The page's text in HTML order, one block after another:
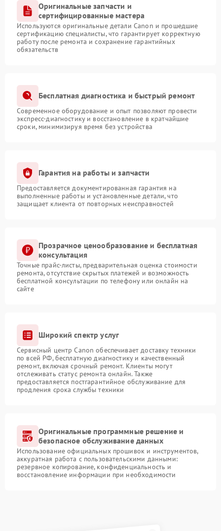
Оригинальные запчасти и
сертифицированные мастера
Используются оригинальные детали Canon и прошедшие
сертификацию специалисты, что гарантирует корректную
работу после ремонта и сохранение гарантийных
обязательств
Бесплатная диагностика и быстрый ремонт
Современное оборудование и опыт позволяют провести
экспресс-диагностику и восстановление в кратчайшие
сроки, минимизируя время без устройства
Гарантия на работы и запчасти
Предоставляется документированная гарантия на
выполненные работы и установленные детали, что
защищает клиента от повторных неисправностей
Прозрачное ценообразование и бесплатная
консультация
Точные прайс-листы, предварительная оценка стоимости
ремонта, отсутствие скрытых платежей и возможность
бесплатной консультации по телефону или онлайн на
сайте
Широкий спектр услуг
Сервисный центр Canon обеспечивает доставку техники
по всей РФ, бесплатную диагностику и качественный
ремонт, включая срочный ремонт. Клиенты могут
отслеживать статус ремонта онлайн. Также
предоставляется постгарантийное обслуживание для
продления срока службы техники
Оригинальные программные решение и
безопасное обслуживание данных
Использование официальных прошивок и инструментов,
аккуратная работа с пользовательскими данными:
резервное копирование, конфиденциальность и
восстановление информации при необходимости